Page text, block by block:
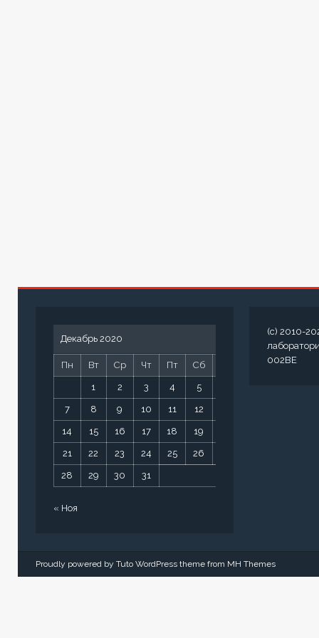
Декабрь 2020
Пн Вт Ср Чт Пт Сб
1 2 3 4 5
7 8 9 10 11 12
14 15 16 17 18 19
21 22 23 24 25 26
28 29 30 31
« Ноя
(c) 2010-
002BE
Proudly powered by Tuto WordPress theme from MH Themes